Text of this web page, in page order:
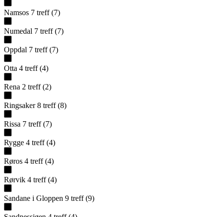
Namsos 7 treff (7)
Numedal 7 treff (7)
Oppdal 7 treff (7)
Otta 4 treff (4)
Rena 2 treff (2)
Ringsaker 8 treff (8)
Rissa 7 treff (7)
Rygge 4 treff (4)
Røros 4 treff (4)
Rørvik 4 treff (4)
Sandane i Gloppen 9 treff (9)